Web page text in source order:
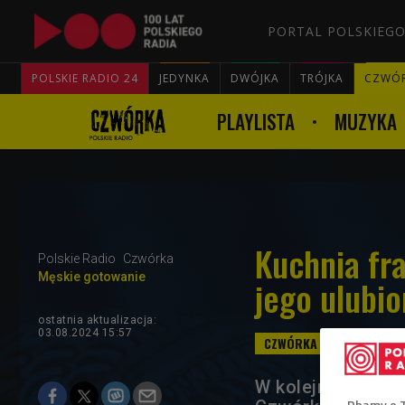
PORTAL
POLSKIE RADIO 24 JEDYNKA DWÓJKA TRÓJKA
PLAYLISTA MUZYKA
Polskie Radio
Czwórka
Męskie gotowanie
Kuchnia
jego
ostatnia aktualizacja:
03.08.2024 15:57
W kolejnej